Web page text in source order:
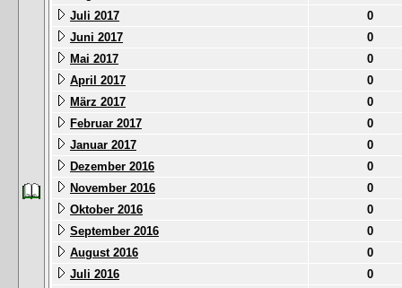
Juli 2017
0
Juni 2017
0
Mai 2017
0
April 2017
0
März 2017
0
Februar 2017
0
Januar 2017
0
Dezember 2016
0
November 2016
0
Oktober 2016
0
September 2016
0
August 2016
0
Juli 2016
0